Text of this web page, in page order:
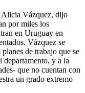
Vázquez, dijo
por miles los
en Uruguay en
Vázquez se
de trabajo que se
departamento, y a la
que no cuentan con
un grado extremo